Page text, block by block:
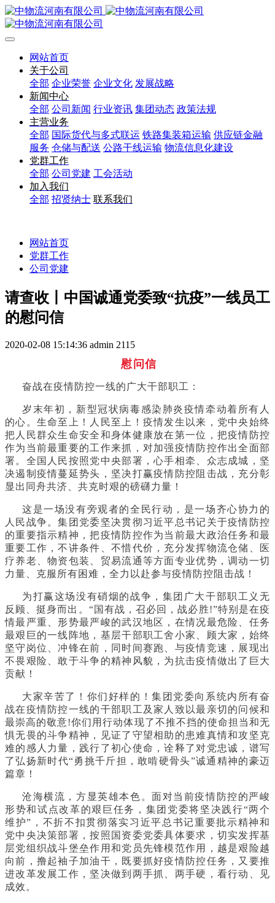
网站首页
关于公司
全部 企业荣誉 企业文化 发展战略
新闻中心
全部 公司新闻 行业资讯 集团动态 政策法规
主营业务
全部 国际货代与多式联运 铁路集装箱运输 供应链金融
服务 仓储与配送 公路干线运输 物流信息化建设
党群工作
全部 公司党建 工会活动
加入我们
全部 招贤纳士 联系我们
网站首页
党群工作
公司党建
请查收丨中国诚通党委致“抗疫”一线员工
的慰问信
2020-02-08 15:14:36 admin 2115
慰问信
奋战在疫情防控一线的广大干部职工：
岁末年初，新型冠状病毒感染肺炎疫情牵动着所有人
的心。生命至上！人民至上！疫情发生以来，党中央始终
把人民群众生命安全和身体健康放在第一位，把疫情防控
作为当前最重要的工作来抓，对加强疫情防控作出全面部
署。全国人民按照党中央部署，心手相牵、众志成城，坚
决遏制疫情蔓延势头，坚决打赢疫情防控阻击战，充分彰
显出同舟共济、共克时艰的磅礴力量！
这是一场没有旁观者的全民行动，是一场齐心协力的
人民战争。集团党委坚决贯彻习近平总书记关于疫情防控
的重要指示精神，把疫情防控作为当前最大政治任务和最
重要工作，不讲条件、不惜代价，充分发挥物流仓储、医
疗养老、物资包装、贸易流通等方面专业优势，调动一切
力量、克服所有困难，全力以赴参与疫情防控阻击战！
为打赢这场没有硝烟的战争，集团广大干部职工义无
反顾、挺身而出。“国有战，召必回，战必胜!”特别是在疫
情最严重、形势最严峻的武汉地区，在情况最危险、任务
最艰巨的一线阵地，基层干部职工舍小家、顾大家，始终
坚守岗位、冲锋在前，同时间赛跑、与疫情竞速，展现出
不畏艰险、敢于斗争的精神风貌，为抗击疫情做出了巨大
贡献！
大家辛苦了！你们好样的！集团党委向系统内所有奋
战在疫情防控一线的干部职工及家人致以最亲切的问候和
最崇高的敬意!你们用行动体现了不推不挡的使命担当和无
惧无畏的斗争精神，见证了守望相助的患难真情和攻坚克
难的感人力量，践行了初心使命，诠释了对党忠诚，谱写
了弘扬新时代“勇挑千斤担，敢啃硬骨头”诚通精神的豪迈
篇章！
沧海横流，方显英雄本色。面对当前疫情防控的严峻
形势和试点改革的艰巨任务，集团党委将坚决践行“两个
维护”，不折不扣贯彻落实习近平总书记重要批示精神和
党中央决策部署，按照国资委党委具体要求，切实发挥基
层党组织战斗堡垒作用和党员先锋模范作用，越是艰险越
向前，撸起袖子加油干，既要抓好疫情防控任务，又要推
进改革发展工作，坚决做到两手抓、两手硬，看行动、见
成效。